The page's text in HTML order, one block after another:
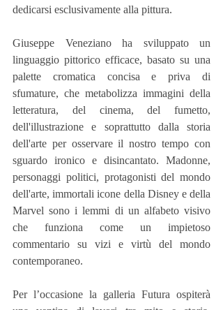
dedicarsi esclusivamente alla pittura.
Giuseppe Veneziano ha sviluppato un
linguaggio pittorico efficace, basato su una
palette cromatica concisa e priva di
sfumature, che metabolizza immagini della
letteratura, del cinema, del fumetto,
dell'illustrazione e soprattutto dalla storia
dell'arte per osservare il nostro tempo con
sguardo ironico e disincantato. Madonne,
personaggi politici, protagonisti del mondo
dell'arte, immortali icone della Disney e della
Marvel sono i lemmi di un alfabeto visivo
che funziona come un impietoso
commentario su vizi e virtù del mondo
contemporaneo.
Per l’occasione la galleria Futura ospiterà